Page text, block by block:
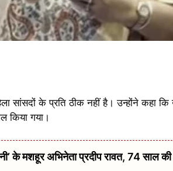
सांसदों के प्रति ठीक नहीं है। उन्होंने कहा
किया गया।
के मशहूर अभिनेता प्रदीप रावत, 74 साल की